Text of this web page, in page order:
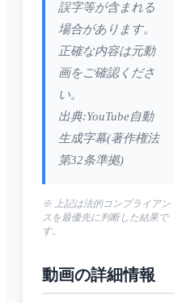
誤字等が含まれる
場合があります。
正確な内容は元動
画をご確認くださ
い。
出典:YouTube自動
生成字幕(著作権法
第32条準拠)
※ 上記は法的コンプライアン
スを最優先に判断した結果で
す。
動画の詳細情報